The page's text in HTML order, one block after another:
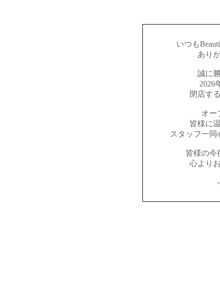
いつも
あり
誠に
2026
閉店す
オー
皆様に
スタッフ一
皆様の今
心より